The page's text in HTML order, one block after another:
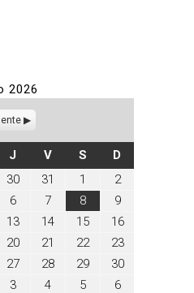
2026
J JUEVES
VVIERNES
SSÁBADO
D
30julio
31
31,
1
agosto
1,
2026
2agosto
2,
2026
6agosto
6,
2026
7agosto
7,
2026
8agosto
8,
2026
9agosto
9,
2026
13agosto
2026
14agosto
2026
15agosto
2026
16agosto
2026
20agosto
20,
2026
21
agosto
2026
22agosto
2026
23agosto
23,
2026
27agosto
28agosto
29agosto
30agosto
3septiembre
4septiembre
5septiembre
6septiembre